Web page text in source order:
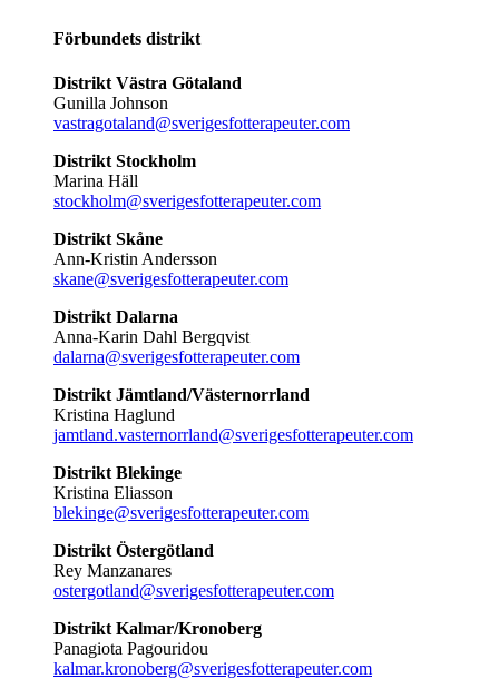
Förbundets distrikt
Distrikt Västra Götaland
Gunilla Johnson
vastragotaland@sverigesfotterapeuter.com
Distrikt Stockholm
Marina Häll
stockholm@sverigesfotterapeuter.com
Distrikt Skåne
Ann-Kristin Andersson
skane@sverigesfotterapeuter.com
Distrikt Dalarna
Anna-Karin Dahl Bergqvist
dalarna@sverigesfotterapeuter.com
Distrikt Jämtland/Västernorrland
Kristina Haglund
jamtland.vasternorrland@sverigesfotterapeuter.com
Distrikt Blekinge
Kristina Eliasson
blekinge@sverigesfotterapeuter.com
Distrikt Östergötland
Rey Manzanares
ostergotland@sverigesfotterapeuter.com
Distrikt Kalmar/Kronoberg
Panagiota Pagouridou
kalmar.kronoberg@sverigesfotterapeuter.com